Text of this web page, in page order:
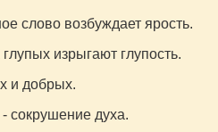
слово возбуждает ярость.
изрыгают глупость.
и добрых.
сокрушение духа.